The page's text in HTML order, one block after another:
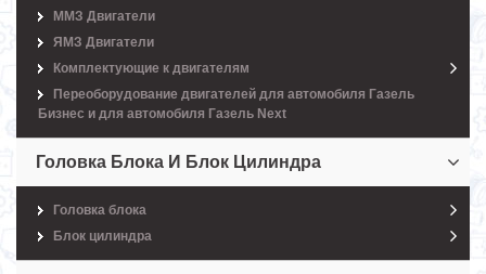
ММЗ Двигатели
ЯМЗ Двигатели
Комплектующие к двигателям
Переоборудование двигателей для автомобиля Газель
Бизнес и для автомобиля Газель Next
Головка Блока И Блок Цилиндра
Головка блока
Блок цилиндра